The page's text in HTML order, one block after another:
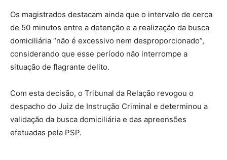
Os magistrados destacam ainda que o intervalo de cerca
de 50 minutos entre a detenção e a realização da busca
domiciliária “não é excessivo nem desproporcionado”,
considerando que esse período não interrompe a
situação de flagrante delito.
Com esta decisão, o Tribunal da Relação revogou o
despacho do Juiz de Instrução Criminal e determinou a
validação da busca domiciliária e das apreensões
efetuadas pela PSP.